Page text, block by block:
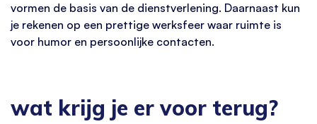
vormen de basis van de dienstverlening. Daarnaast kun
je rekenen op een prettige werksfeer waar ruimte is
voor humor en persoonlijke contacten.
wat krijg je er voor terug?